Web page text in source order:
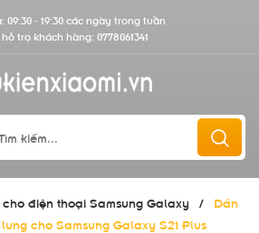
09:30 - 19:30 các ngày trong tuần
trợ khách hàng: 0778061341
điện thoại Samsung Galaxy /
Dán
cho Samsung Galaxy S21 Plus